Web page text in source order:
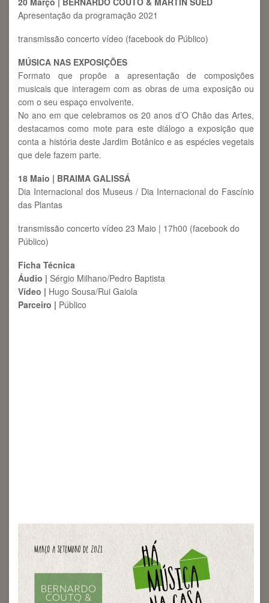
Apresentação da programação 2021
transmissão concerto vídeo (facebook do Público)
MÚSICA NAS EXPOSIÇÕES
Formato que propõe a apresentação de composições
musicais que interagem com as obras de uma exposição ou
com o seu espaço envolvente.
No ano em que celebramos os 20 anos d’O Chão das Artes,
destacamos como mote para este diálogo a exposição que
conta a história deste Jardim Botânico e as espécies vegetais
que dele fazem parte.
18 Maio | BRAIMA GALISSÁ
Dia Internacional dos Museus / Dia Internacional do Fascínio
das Plantas
transmissão concerto vídeo 23 Maio | 17h00 (facebook do
Público)
Ficha Técnica
Áudio | Sérgio Milhano/Pedro Baptista
Vídeo | Hugo Sousa/Rui Gaiola
Parceiro | Público